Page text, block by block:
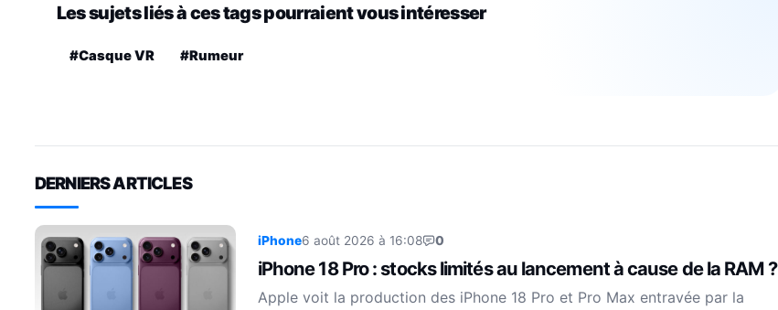
Les sujets liés à ces tags pourraient vous intéresser
#Casque VR #Rumeur
DERNIERS ARTICLES
iPhone6 août 2026 à 16:08 0
iPhone 18 Pro : stocks limités au lancement à cause de la RAM ?
Apple voit la production des iPhone 18 Pro et Pro Max entravée par la